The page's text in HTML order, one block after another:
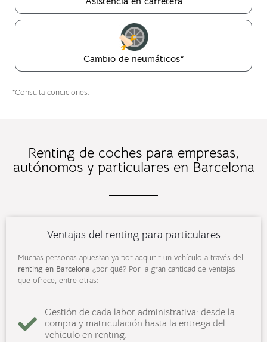
Cambio de neumáticos*
*Consulta condiciones.
Renting de coches para empresas,
autónomos y particulares en Barcelona
Ventajas del renting para particulares
Muchas personas apuestan ya por adquirir un vehículo a través del
renting en Barcelona ¿por qué? Por la gran cantidad de ventajas
que ofrece, entre otras:
Gestión de cada labor administrativa: desde la
compra y matriculación hasta la entrega del
vehículo en renting.